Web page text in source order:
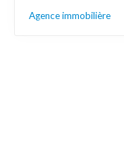
Agence immobilière